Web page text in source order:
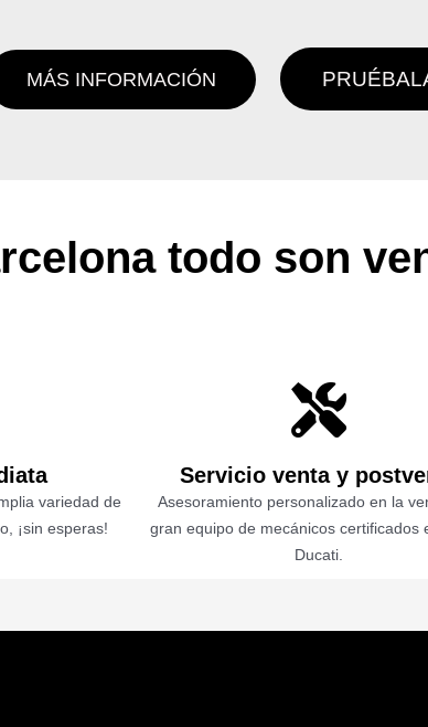
MÁS INFORMACIÓN
todo son
variedad de
¡sin esperas!
Servicio venta y
Asesoramiento personalizado en la
gran equipo de mecánicos certificados
Ducati.